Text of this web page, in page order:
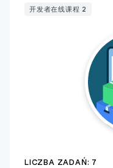
开发者在线课程 2
LICZBA ZADAŃ: 7